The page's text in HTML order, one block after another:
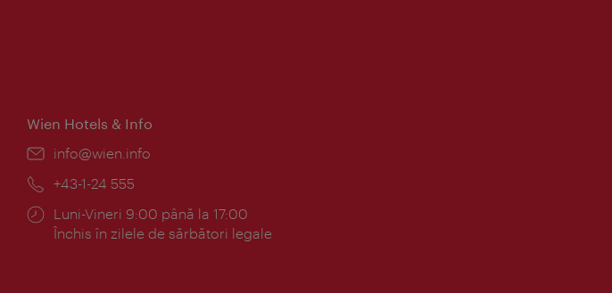
Wien Hotels & Info
E-
info@wien.info
Telefon:
+43-1-24 555
Program:
Luni-Vineri 9:00 până la 17:00
Închis în zilele de sărbători legale